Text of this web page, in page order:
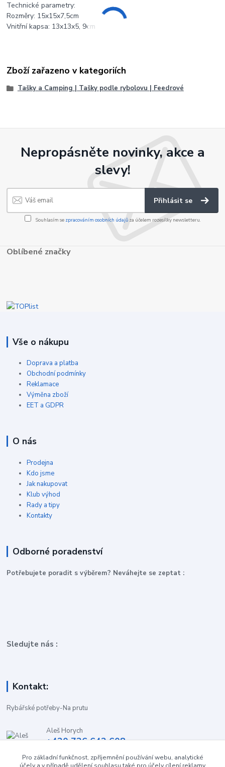
Technické parametry:
Rozměry: 15x15x7,5cm
Vnitřní kapsa: 13x13x5, 9cm
Zboží zařazeno v kategoriích
Tašky a Camping | Tašky podle rybolovu | Feedrové
Nepropásněte novinky, akce a
slevy!
Přihlásit se
Souhlasím se zpracováním osobních údajůza účelem rozesílky newsletteru.
Oblíbené značky
Vše o nákupu
Doprava a platba
Obchodní podmínky
Reklamace
Výměna zboží
EET a GDPR
O nás
Prodejna
Kdo jsme
Jak nakupovat
Klub výhod
Rady a tipy
Kontakty
Odborné poradenství
Potřebujete poradit s výběrem? Neváhejte se zeptat :
Sledujte nás :
Kontakt:
Rybářské potřeby-Na prutu
Aleš Horych
+420 736 642 608
Pro základní funkčnost, zpříjemnění používání webu, analytické